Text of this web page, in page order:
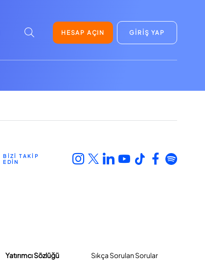
HESAP AÇIN GİRİŞ YAP
BİZİ TAKİP
EDİN
Yatırımcı Sözlüğü
Sıkça Sorulan Sorular